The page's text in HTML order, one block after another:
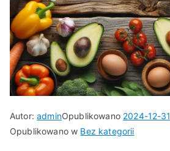
Autor:adminOpublikowano 2024-12-31
Opublikowano w Bez kategorii